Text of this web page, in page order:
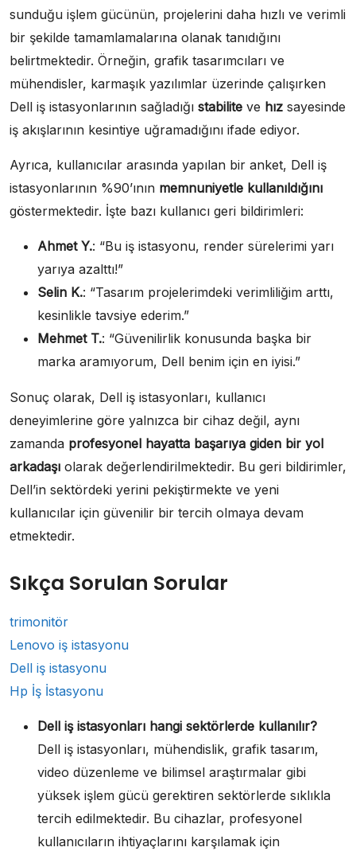
sunduğu işlem gücünün, projelerini daha hızlı ve verimli
bir şekilde tamamlamalarına olanak tanıdığını
belirtmektedir. Örneğin, grafik tasarımcıları ve
mühendisler, karmaşık yazılımlar üzerinde çalışırken
Dell iş istasyonlarının sağladığı stabilite ve hız sayesinde
iş akışlarının kesintiye uğramadığını ifade ediyor.
Ayrıca, kullanıcılar arasında yapılan bir anket, Dell iş
istasyonlarının %90’ının memnuniyetle kullanıldığını
göstermektedir. İşte bazı kullanıcı geri bildirimleri:
Ahmet Y.: “Bu iş istasyonu, render sürelerimi yarı
yarıya azalttı!”
Selin K.: “Tasarım projelerimdeki verimliliğim arttı,
kesinlikle tavsiye ederim.”
Mehmet T.: “Güvenilirlik konusunda başka bir
marka aramıyorum, Dell benim için en iyisi.”
Sonuç olarak, Dell iş istasyonları, kullanıcı
deneyimlerine göre yalnızca bir cihaz değil, aynı
zamanda profesyonel hayatta başarıya giden bir yol
arkadaşı olarak değerlendirilmektedir. Bu geri bildirimler,
Dell’in sektördeki yerini pekiştirmekte ve yeni
kullanıcılar için güvenilir bir tercih olmaya devam
etmektedir.
Sıkça Sorulan Sorular
trimonitör
Lenovo iş istasyonu
Dell iş istasyonu
Hp İş İstasyonu
Dell iş istasyonları hangi sektörlerde kullanılır?
Dell iş istasyonları, mühendislik, grafik tasarım,
video düzenleme ve bilimsel araştırmalar gibi
yüksek işlem gücü gerektiren sektörlerde sıklıkla
tercih edilmektedir. Bu cihazlar, profesyonel
kullanıcıların ihtiyaçlarını karşılamak için